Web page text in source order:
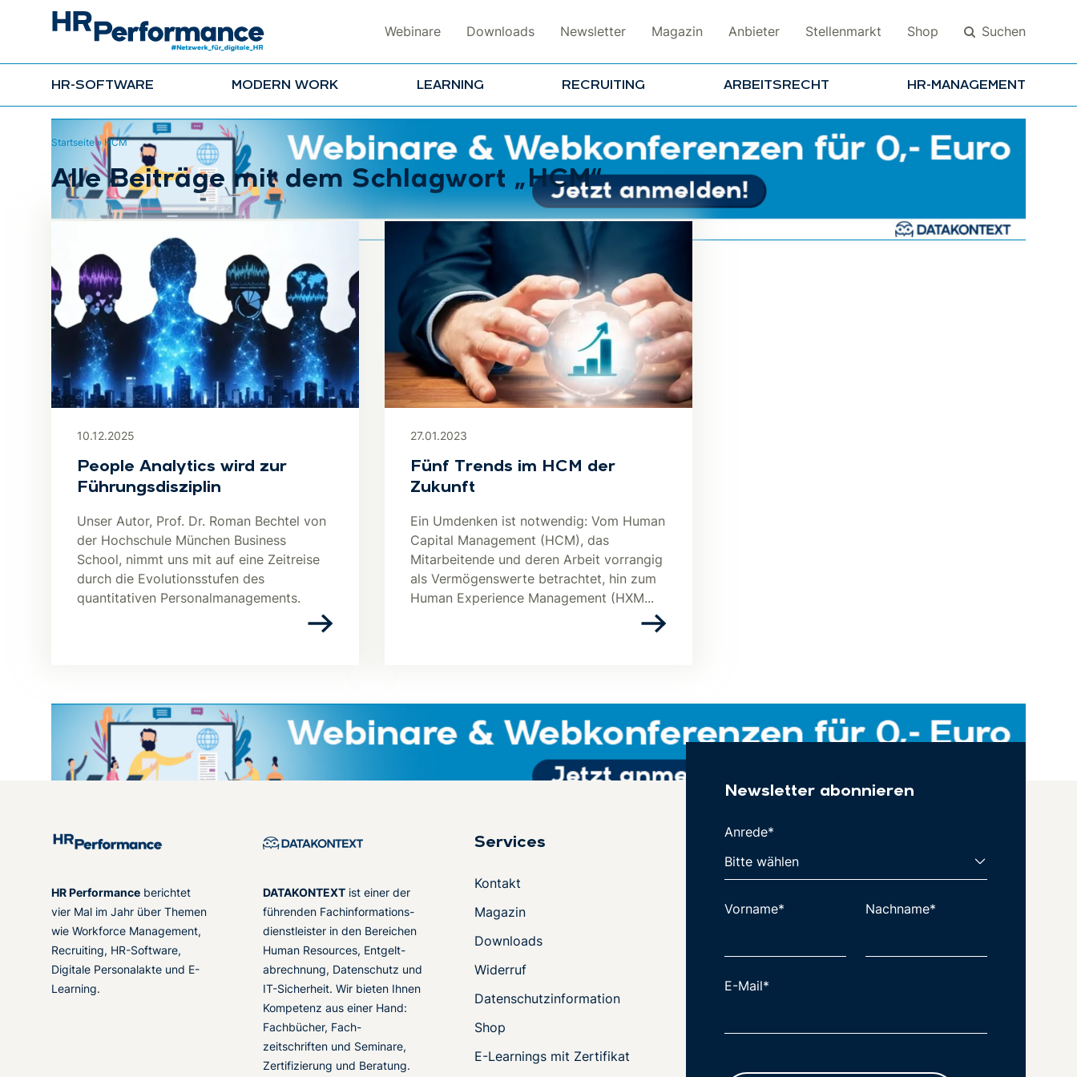
Webinare Downloads Newsletter Magazin Anbieter Stellenmarkt Shop Suchen
HR-SOFTWARE MODERN WORK LEARNING RECRUITING ARBEITSRECHT HR-MANAGEMENT
Suchen
Startseite»HCM
Alle Beiträge mit dem Schlagwort „HCM“
10.12.2025
People Analytics wird zur
Führungsdisziplin
Unser Autor, Prof. Dr. Roman Bechtel von
der Hochschule München Business
School, nimmt uns mit auf eine Zeitreise
durch die Evolutionsstufen des
quantitativen Personalmanagements.
27.01.2023
Fünf Trends im HCM der
Zukunft
Ein Umdenken ist notwendig: Vom Human
Capital Management (HCM), das
Mitarbeitende und deren Arbeit vorrangig
als Vermögenswerte betrachtet, hin zum
Human Experience Management (HXM...
HR Performance berichtet
vier Mal im Jahr über Themen
wie Workforce Management,
Recruiting, HR-Software,
Digitale Personalakte und E-
Learning.
DATAKONTEXT ist einer der
führenden Fachinformations-
dienstleister in den Bereichen
Human Resources, Entgelt-
abrechnung, Datenschutz und
IT-Sicherheit. Wir bieten Ihnen
Kompetenz aus einer Hand:
Fachbücher, Fach-
zeitschriften und Seminare,
Zertifizierung und Beratung.
Services
Kontakt
Magazin
Downloads
Widerruf
Datenschutzinformation
Shop
E-Learnings mit Zertifikat
Newsletter abonnieren
Anrede*
Vorname* Nachname*
E-Mail*